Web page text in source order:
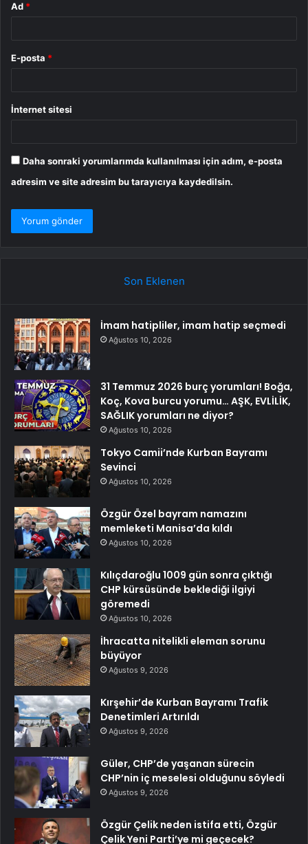
Ad *
E-posta *
İnternet sitesi
Daha sonraki yorumlarımda kullanılması için adım, e-posta
adresim ve site adresim bu tarayıcıya kaydedilsin.
Son Eklenen
İmam hatipliler, imam hatip seçmedi
Ağustos 10, 2026
31 Temmuz 2026 burç yorumları! Boğa,
Koç, Kova burcu yorumu… AŞK, EVLİLİK,
SAĞLIK yorumları ne diyor?
Ağustos 10, 2026
Tokyo Camii’nde Kurban Bayramı
Sevinci
Ağustos 10, 2026
Özgür Özel bayram namazını
memleketi Manisa’da kıldı
Ağustos 10, 2026
Kılıçdaroğlu 1009 gün sonra çıktığı
CHP kürsüsünde beklediği ilgiyi
göremedi
Ağustos 10, 2026
İhracatta nitelikli eleman sorunu
büyüyor
Ağustos 9, 2026
Kırşehir’de Kurban Bayramı Trafik
Denetimleri Artırıldı
Ağustos 9, 2026
Güler, CHP’de yaşanan sürecin
CHP’nin iç meselesi olduğunu söyledi
Ağustos 9, 2026
Özgür Çelik neden istifa etti, Özgür
Çelik Yeni Parti’ye mi geçecek?